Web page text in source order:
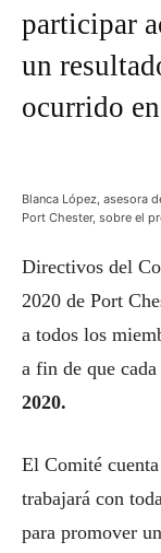
participar
un
ocurrido
Blanca López, asesora
Port Chester, sobre el
Directivos del
2020 de Port
a todos los
a fin de que
2020.
El Comité
trabajará con
para promover